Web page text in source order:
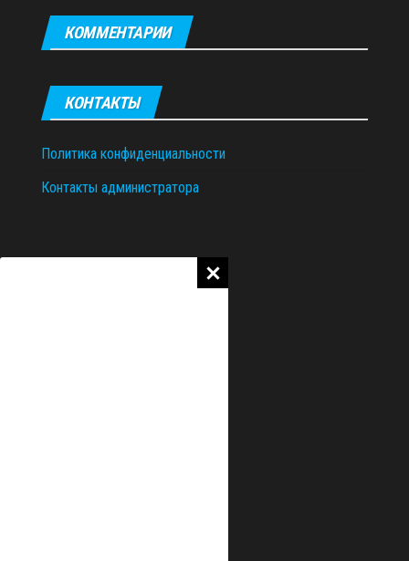
КОММЕНТАРИИ
КОНТАКТЫ
Политика конфиденциальности
Контакты администратора